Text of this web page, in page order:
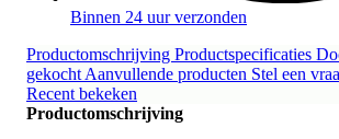
Binnen 24 uur verzonden
Productomschrijving Productspecificaties
gekocht Aanvullende producten Stel een
Recent bekeken
Productomschrijving